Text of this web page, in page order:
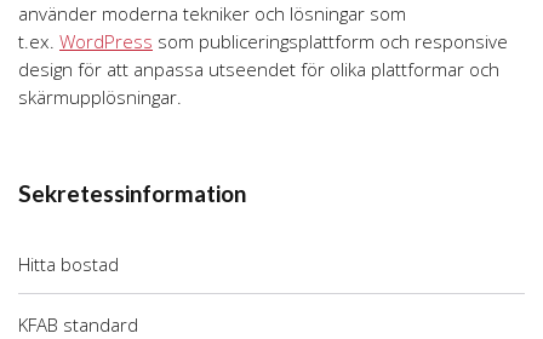
Sekretessinformation
Hitta bostad
KFAB standard
använder moderna tekniker och lösningar som
t.ex. WordPress som publiceringsplattform och responsive
design för att anpassa utseendet för olika plattformar och
skärmupplösningar.